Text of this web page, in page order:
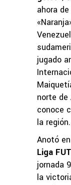
ahora
jugado
norte de
conoce
la región.
Anotó
Liga
jornada
la